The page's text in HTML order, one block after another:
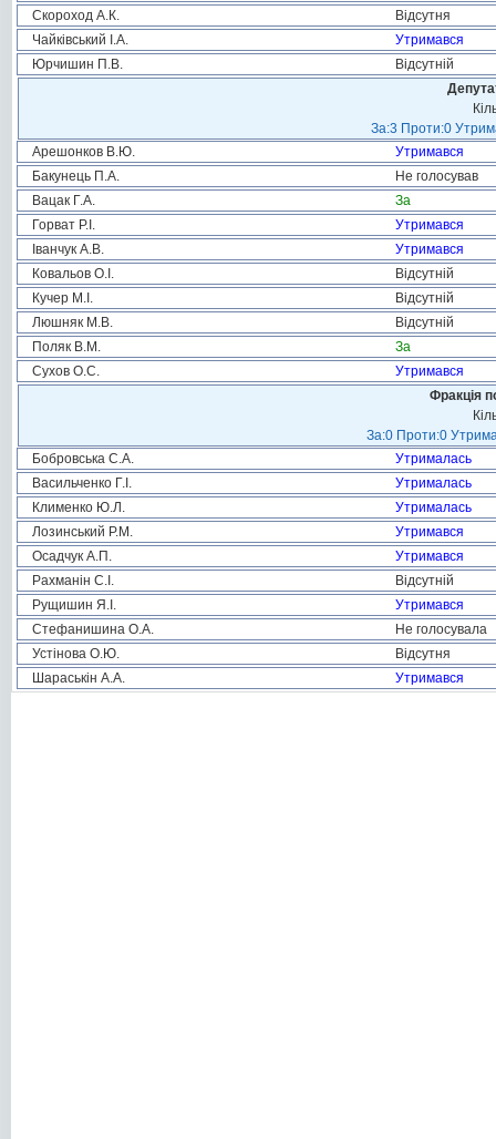
Скороход А.К.
Відсутня
Чайківський І.А.
Утримався
Юрчишин П.В.
Відсутній
За:3 Проти:0
Арешонков В.Ю.
Утримався
Бакунець П.А.
Не голосував
Вацак Г.А.
За
Горват Р.І.
Утримався
Іванчук А.В.
Утримався
Ковальов О.І.
Відсутній
Кучер М.І.
Відсутній
Люшняк М.В.
Відсутній
Поляк В.М.
За
Сухов О.С.
Утримався
Фракція
За:0 Проти:0
Бобровська С.А.
Утрималась
Васильченко Г.І.
Утрималась
Клименко Ю.Л.
Утрималась
Лозинський Р.М.
Утримався
Осадчук А.П.
Утримався
Рахманін С.І.
Відсутній
Рущишин Я.І.
Утримався
Стефанишина О.А.
Не голосувала
Устінова О.Ю.
Відсутня
Шараськін А.А.
Утримався